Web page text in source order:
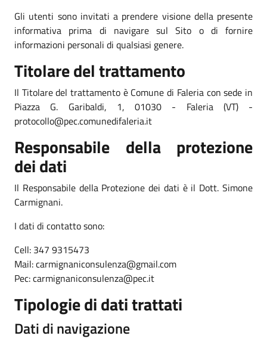
Gli utenti sono invitati a prendere visione della presente
informativa prima di navigare sul Sito o di fornire
informazioni personali di qualsiasi genere.
Titolare del trattamento
Il Titolare del trattamento è Comune di Faleria con sede in
Piazza G. Garibaldi, 1, 01030 - Faleria (VT) -
protocollo@pec.comunedifaleria.it
Responsabile della protezione
dei dati
Il Responsabile della Protezione dei dati è il Dott. Simone
Carmignani.
I dati di contatto sono:
Cell: 347 9315473
Mail: carmignaniconsulenza@gmail.com
Pec: carmignaniconsulenza@pec.it
Tipologie di dati trattati
Dati di navigazione